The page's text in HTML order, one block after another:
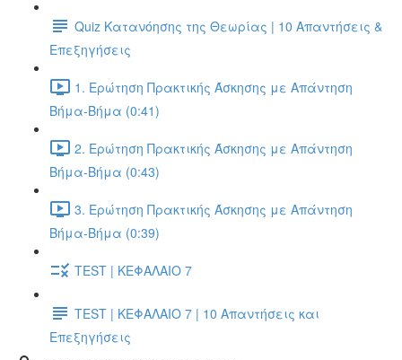
Quiz Κατανόησης της Θεωρίας | 10 Απαντήσεις &
Επεξηγήσεις
1. Ερώτηση Πρακτικής Άσκησης με Απάντηση
Βήμα-Βήμα (0:41)
2. Ερώτηση Πρακτικής Άσκησης με Απάντηση
Βήμα-Βήμα (0:43)
3. Ερώτηση Πρακτικής Άσκησης με Απάντηση
Βήμα-Βήμα (0:39)
TEST | ΚΕΦΑΛΑΙΟ 7
TEST | ΚΕΦΑΛΑΙΟ 7 | 10 Απαντήσεις και
Επεξηγήσεις